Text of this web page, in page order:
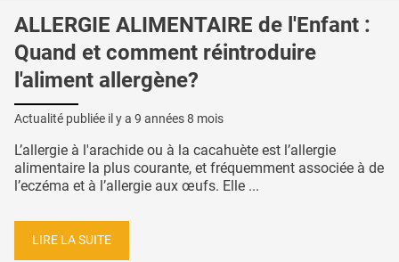
ALLERGIE ALIMENTAIRE de l'Enfant :
Quand et comment réintroduire
l'aliment allergène?
Actualité publiée il y a 9 années 8 mois
L’allergie à l'arachide ou à la cacahuète est l’allergie
alimentaire la plus courante, et fréquemment associée à de
l’eczéma et à l’allergie aux œufs. Elle ...
LIRE LA SUITE